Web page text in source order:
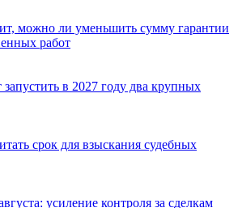
можно ли уменьшить сумму гарантии
работ
в 2027 году два крупных
срок для взыскания судебных
усиление контроля за сделкам